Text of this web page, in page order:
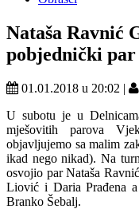
Nataša Ravnić
pobjednički par
01.01.2018 u 20:02 |
U subotu je u
mješovitih parova
objavljujemo sa malim
ikad nego nikad). Na
osvojio par Nataša
Liović i Daria Prađena
Branko Šebalj.